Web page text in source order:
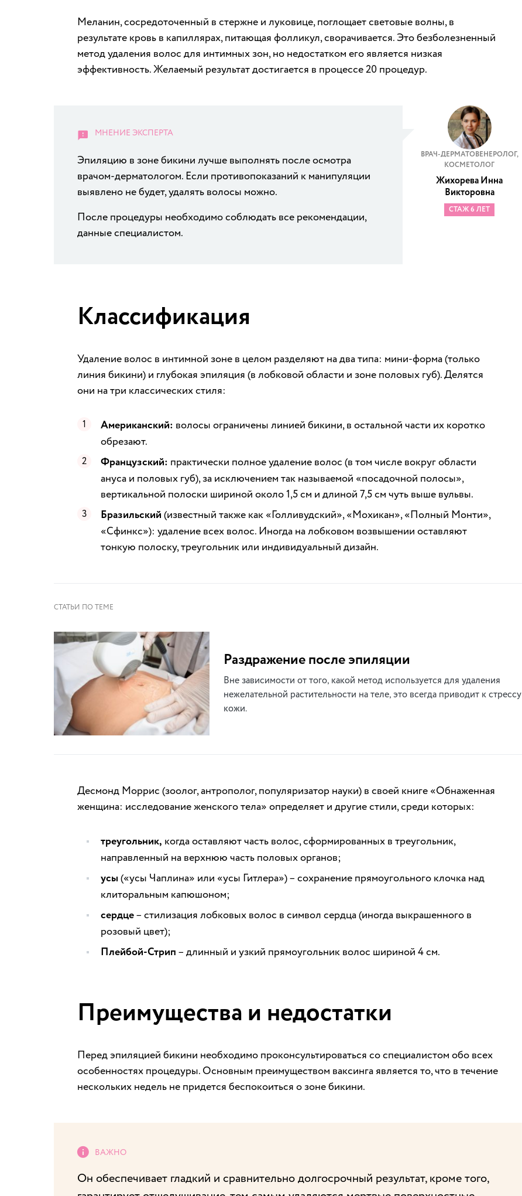
Меланин, сосредоточенный в стержне и луковице, поглощает световые волны, в
результате кровь в капиллярах, питающая фолликул, сворачивается. Это безболезненный
метод удаления волос для интимных зон, но недостатком его является низкая
эффективность. Желаемый результат достигается в процессе 20 процедур.
Эпиляцию в зоне бикини лучше выполнять после осмотра
врачом-дерматологом. Если противопоказаний к манипуляции
выявлено не будет, удалять волосы можно.
После процедуры необходимо соблюдать все рекомендации,
данные специалистом.
ВРАЧ-ДЕРМАТОВЕНЕРОЛОГ,
КОСМЕТОЛОГ
Жихорева Инна
Викторовна
СТАЖ 6 ЛЕТ
Классификация
Удаление волос в интимной зоне в целом разделяют на два типа: мини-форма (только
линия бикини) и глубокая эпиляция (в лобковой области и зоне половых губ). Делятся
они на три классических стиля:
Американский: волосы ограничены линией бикини, в остальной части их коротко
обрезают.
Французский: практически полное удаление волос (в том числе вокруг области
ануса и половых губ), за исключением так называемой «посадочной полосы»,
вертикальной полоски шириной около 1,5 см и длиной 7,5 см чуть выше вульвы.
Бразильский (известный также как «Голливудский», «Мохикан», «Полный Монти»,
«Сфинкс»): удаление всех волос. Иногда на лобковом возвышении оставляют
тонкую полоску, треугольник или индивидуальный дизайн.
Раздражение после эпиляции
Вне зависимости от того, какой метод используется для удаления
нежелательной растительности на теле, это всегда приводит к стрессу
кожи.
Десмонд Моррис (зоолог, антрополог, популяризатор науки) в своей книге «Обнаженная
женщина: исследование женского тела» определяет и другие стили, среди которых:
треугольник, когда оставляют часть волос, сформированных в треугольник,
направленный на верхнюю часть половых органов;
усы («усы Чаплина» или «усы Гитлера») – сохранение прямоугольного клочка над
клиторальным капюшоном;
сердце– стилизация лобковых волос в символ сердца (иногда выкрашенного в
розовый цвет);
Плейбой-Стрип – длинный и узкий прямоугольник волос шириной 4 см.
Преимущества и недостатки
Перед эпиляцией бикини необходимо проконсультироваться со специалистом обо всех
особенностях процедуры. Основным преимуществом ваксинга является то, что в течение
нескольких недель не придется беспокоиться о зоне бикини.
Он обеспечивает гладкий и сравнительно долгосрочный результат, кроме того,